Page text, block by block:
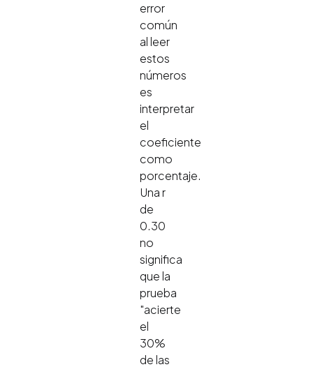
error
común
al leer
estos
números
es
interpretar
el
coeficiente
como
porcentaje.
Una r
de
0.30
no
significa
que la
prueba
"acierte
el
30%
de las